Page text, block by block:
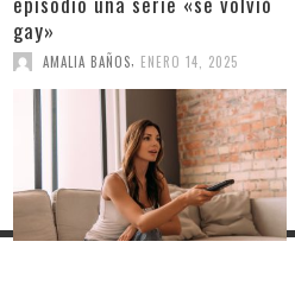
gay»
AMALIA BAÑOS ENERO 14, 2025